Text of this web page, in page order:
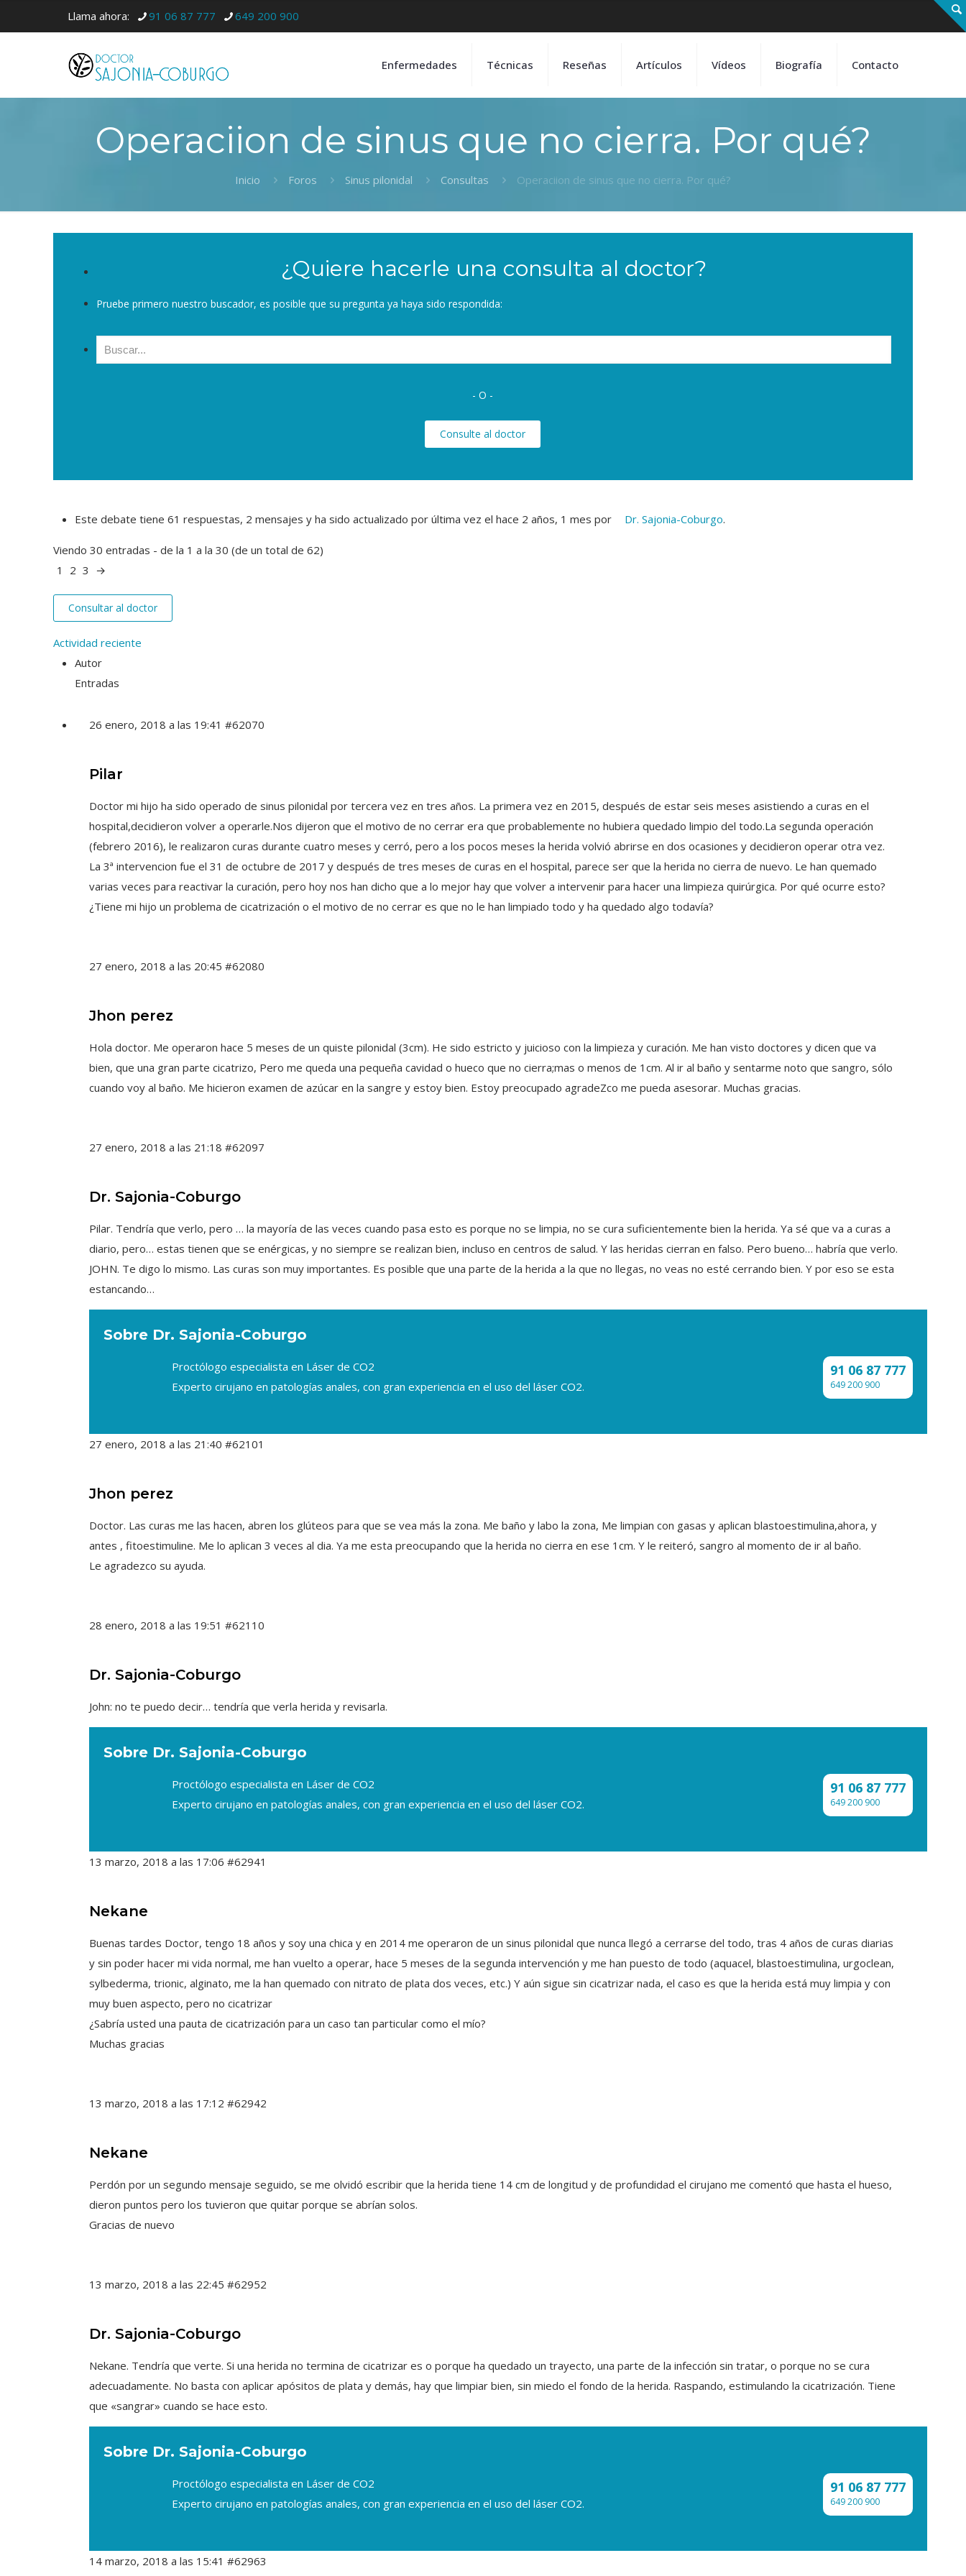
Llama ahora: 91 06 87 777 649 200 900
Enfermedades Técnicas Reseñas Artículos Vídeos Biografía Contacto
Operaciion de sinus que no cierra. Por qué?
Inicio Foros Sinus pilonidal Consultas Operaciion de sinus que no cierra. Por qué?
¿Quiere hacerle una consulta al doctor?
Pruebe primero nuestro buscador, es posible que su pregunta ya haya sido respondida:
Buscar:
- O -
Consulte al doctor
Este debate tiene 61 respuestas, 2 mensajes y ha sido actualizado por última vez elhace 2 años, 1 mes por Dr. Sajonia-Coburgo.
Viendo 30 entradas - de la 1 a la 30 (de un total de 62)
1
2 3 →
Consultar al doctor
Actividad reciente
Autor
Entradas
26 enero, 2018 a las 19:41 #62070
Pilar
Doctor mi hijo ha sido operado de sinus pilonidal por tercera vez en tres años. La primera vez en 2015, después de estar seis meses asistiendo a curas en el
hospital,decidieron volver a operarle.Nos dijeron que el motivo de no cerrar era que probablemente no hubiera quedado limpio del todo.La segunda operación
(febrero 2016), le realizaron curas durante cuatro meses y cerró, pero a los pocos meses la herida volvió abrirse en dos ocasiones y decidieron operar otra vez.
La 3ª intervencion fue el 31 de octubre de 2017 y después de tres meses de curas en el hospital, parece ser que la herida no cierra de nuevo. Le han quemado
varias veces para reactivar la curación, pero hoy nos han dicho que a lo mejor hay que volver a intervenir para hacer una limpieza quirúrgica. Por qué ocurre esto?
¿Tiene mi hijo un problema de cicatrización o el motivo de no cerrar es que no le han limpiado todo y ha quedado algo todavía?
27 enero, 2018 a las 20:45 #62080
Jhon perez
Hola doctor. Me operaron hace 5 meses de un quiste pilonidal (3cm). He sido estricto y juicioso con la limpieza y curación. Me han visto doctores y dicen que va
bien, que una gran parte cicatrizo, Pero me queda una pequeña cavidad o hueco que no cierra;mas o menos de 1cm. Al ir al baño y sentarme noto que sangro, sólo
cuando voy al baño. Me hicieron examen de azúcar en la sangre y estoy bien. Estoy preocupado agradeZco me pueda asesorar. Muchas gracias.
27 enero, 2018 a las 21:18 #62097
Dr. Sajonia-Coburgo
Pilar. Tendría que verlo, pero … la mayoría de las veces cuando pasa esto es porque no se limpia, no se cura suficientemente bien la herida. Ya sé que va a curas a
diario, pero… estas tienen que se enérgicas, y no siempre se realizan bien, incluso en centros de salud. Y las heridas cierran en falso. Pero bueno… habría que verlo.
JOHN. Te digo lo mismo. Las curas son muy importantes. Es posible que una parte de la herida a la que no llegas, no veas no esté cerrando bien. Y por eso se esta
estancando…
Sobre Dr. Sajonia-Coburgo
Proctólogo especialista en Láser de CO2
Experto cirujano en patologías anales, con gran experiencia en el uso del láser CO2.
91 06 87 777
649 200 900
27 enero, 2018 a las 21:40 #62101
Jhon perez
Doctor. Las curas me las hacen, abren los glúteos para que se vea más la zona. Me baño y labo la zona, Me limpian con gasas y aplican blastoestimulina,ahora, y
antes , fitoestimuline. Me lo aplican 3 veces al dia. Ya me esta preocupando que la herida no cierra en ese 1cm. Y le reiteró, sangro al momento de ir al baño.
Le agradezco su ayuda.
28 enero, 2018 a las 19:51 #62110
Dr. Sajonia-Coburgo
John: no te puedo decir… tendría que verla herida y revisarla.
Sobre Dr. Sajonia-Coburgo
Proctólogo especialista en Láser de CO2
Experto cirujano en patologías anales, con gran experiencia en el uso del láser CO2.
91 06 87 777
649 200 900
13 marzo, 2018 a las 17:06 #62941
Nekane
Buenas tardes Doctor, tengo 18 años y soy una chica y en 2014 me operaron de un sinus pilonidal que nunca llegó a cerrarse del todo, tras 4 años de curas diarias
y sin poder hacer mi vida normal, me han vuelto a operar, hace 5 meses de la segunda intervención y me han puesto de todo (aquacel, blastoestimulina, urgoclean,
sylbederma, trionic, alginato, me la han quemado con nitrato de plata dos veces, etc.) Y aún sigue sin cicatrizar nada, el caso es que la herida está muy limpia y con
muy buen aspecto, pero no cicatrizar
¿Sabría usted una pauta de cicatrización para un caso tan particular como el mío?
Muchas gracias
13 marzo, 2018 a las 17:12 #62942
Nekane
Perdón por un segundo mensaje seguido, se me olvidó escribir que la herida tiene 14 cm de longitud y de profundidad el cirujano me comentó que hasta el hueso,
dieron puntos pero los tuvieron que quitar porque se abrían solos.
Gracias de nuevo
13 marzo, 2018 a las 22:45 #62952
Dr. Sajonia-Coburgo
Nekane. Tendría que verte. Si una herida no termina de cicatrizar es o porque ha quedado un trayecto, una parte de la infección sin tratar, o porque no se cura
adecuadamente. No basta con aplicar apósitos de plata y demás, hay que limpiar bien, sin miedo el fondo de la herida. Raspando, estimulando la cicatrización. Tiene
que «sangrar» cuando se hace esto.
Sobre Dr. Sajonia-Coburgo
Proctólogo especialista en Láser de CO2
Experto cirujano en patologías anales, con gran experiencia en el uso del láser CO2.
91 06 87 777
649 200 900
14 marzo, 2018 a las 15:41 #62963